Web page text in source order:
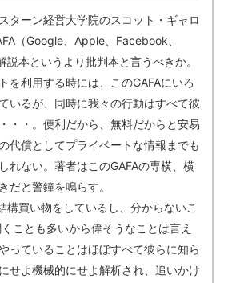
ターン経営大学院のスコット・ギャロ
（Google、Apple、Facebook、
本というより批判本と言うべきか。
を利用する時には、このGAFAにいろ
いるが、同時に我々の行動はすべて彼
・・。便利だから、無料だからと安易
代償としてプライベートな情報までも
れない。著者はこのGAFAの専横、横
だと警鐘を鳴らす。
買い物をしているし、分からないこ
ことも多いから偉そうなことは言え
っていることはほぼすべて彼らに知ら
せよ機械的にせよ解析され、追いかけ